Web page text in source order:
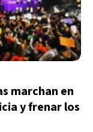
marchan en
y frenar los